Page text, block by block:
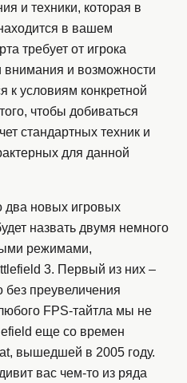
и техники, которая в
в вашем
требует от игрока
внимания и возможности
к условиям конкретной
чтобы добиваться
стандартных техник и
для данной
два новых игровых
назвать двумя немного
режимами,
3. Первый из них –
без преувеличения
FPS-тайтла мы не
еще со времен
вышедшей в 2005 году.
вас чем-то из ряда